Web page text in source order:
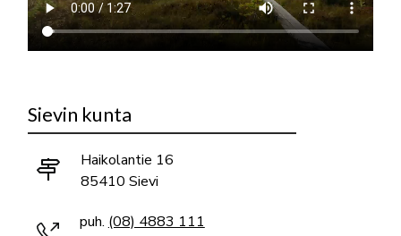
Sievin kunta
Haikolantie 16
85410 Sievi
puh. (08) 4883 111